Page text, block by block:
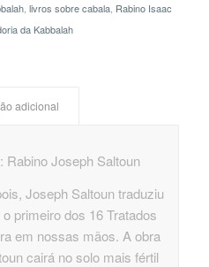
, livros sobre cabala, Rabino Isaac
da Kabbalah
adicional
Rabino Joseph Saltoun
Joseph Saltoun traduziu
primeiro dos 16 Tratados
em nossas mãos. A obra
cairá no solo mais fértil